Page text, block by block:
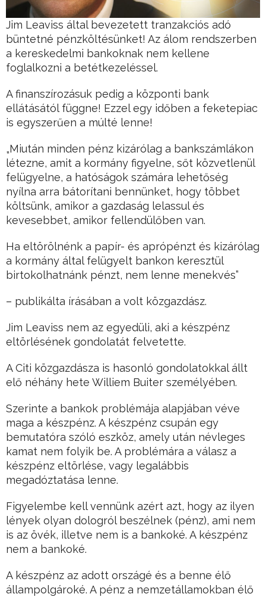
Jim Leaviss által bevezetett tranzakciós adó
büntetné pénzköltésünket! Az álom rendszerben
a kereskedelmi bankoknak nem kellene
foglalkozni a betétkezeléssel.
A finanszírozásuk pedig a központi bank
ellátásától függne! Ezzel egy időben a feketepiac
is egyszerűen a múlté lenne!
„Miután minden pénz kizárólag a bankszámlákon
létezne, amit a kormány figyelne, sőt közvetlenül
felügyelne, a hatóságok számára lehetőség
nyílna arra bátorítani bennünket, hogy többet
költsünk, amikor a gazdaság lelassul és
kevesebbet, amikor fellendülőben van.
Ha eltörölnénk a papír- és aprópénzt és kizárólag
a kormány által felügyelt bankon keresztül
birtokolhatnánk pénzt, nem lenne menekvés”
– publikálta írásában a volt közgazdász.
Jim Leaviss nem az egyedüli, aki a készpénz
eltörlésének gondolatát felvetette.
A Citi közgazdásza is hasonló gondolatokkal állt
elő néhány hete Williem Buiter személyében.
Szerinte a bankok problémája alapjában véve
maga a készpénz. A készpénz csupán egy
bemutatóra szóló eszköz, amely után névleges
kamat nem folyik be. A problémára a válasz a
készpénz eltörlése, vagy legalábbis
megadóztatása lenne.
Figyelembe kell vennünk azért azt, hogy az ilyen
lények olyan dologról beszélnek (pénz), ami nem
is az övék, illetve nem is a bankoké. A készpénz
nem a bankoké.
A készpénz az adott országé és a benne élő
állampolgároké. A pénz a nemzetállamokban élő